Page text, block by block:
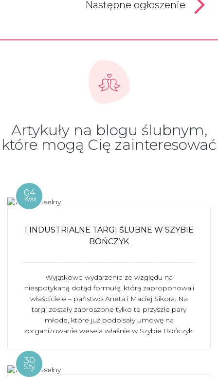
Następne ogłoszenie
Artykuły na blogu ślubnym,
które mogą Cię zainteresować
04
Kwi
I INDUSTRIALNE TARGI ŚLUBNE W SZYBIE
BOŃCZYK
Wyjątkowe wydarzenie ze względu na
niespotykaną dotąd formułę, którą zaproponowali
właściciele – państwo Aneta i Maciej Sikora. Na
targi zostały zaproszone tylko te przyszłe pary
młode, które już podpisały umowę na
zorganizowanie wesela właśnie w Szybie Bończyk.
30
Sty